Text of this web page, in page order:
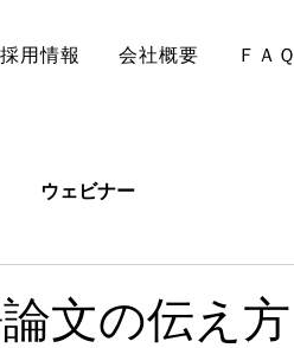
採用情報 会社概要 ＦＡＱ
ウェビナー
文の伝え方